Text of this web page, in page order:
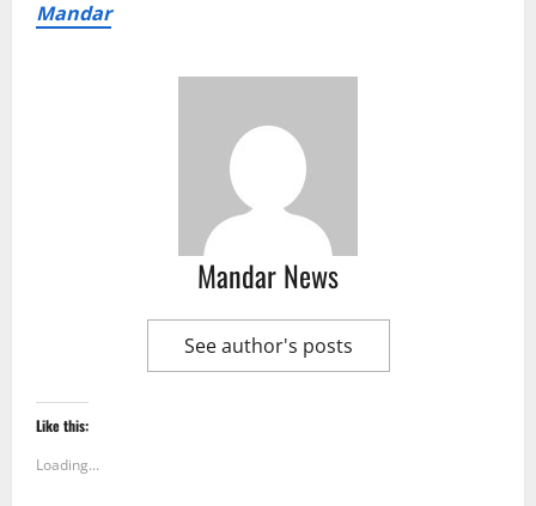
Mandar
Mandar News
See author's posts
Like this:
Loading...